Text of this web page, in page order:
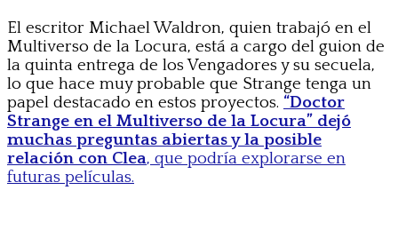
El escritor Michael Waldron, quien trabajó en el
Multiverso de la Locura, está a cargo del guion de
la quinta entrega de los Vengadores y su secuela,
lo que hace muy probable que Strange tenga un
papel destacado en estos proyectos. “Doctor
Strange en el Multiverso de la Locura” dejó
muchas preguntas abiertas y la posible
relación con Clea, que podría explorarse en
futuras películas.